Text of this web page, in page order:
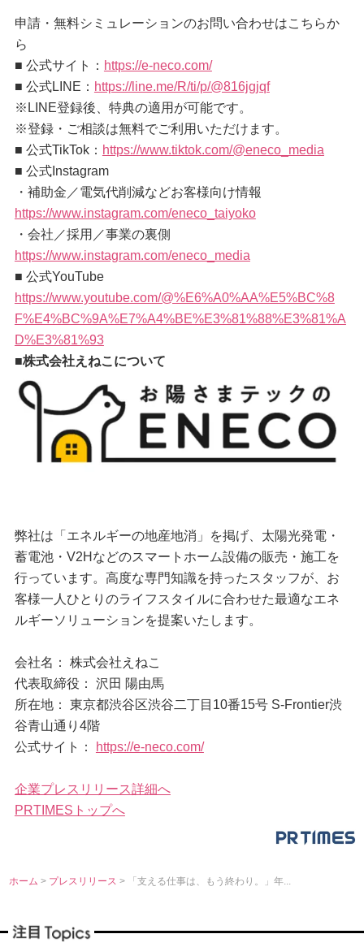
申請・無料シミュレーションのお問い合わせはこちらか
ら
■ 公式サイト： https://e-neco.com/
■ 公式LINE： https://line.me/R/ti/p/@816jgjqf
※LINE登録後、特典の適用が可能です。
※登録・ご相談は無料でご利用いただけます。
■ 公式TikTok： https://www.tiktok.com/@eneco_media
■ 公式Instagram
・補助金／電気代削減などお客様向け情報
https://www.instagram.com/eneco_taiyoko
・会社／採用／事業の裏側
https://www.instagram.com/eneco_media
■ 公式YouTube
https://www.youtube.com/@%E6%A0%AA%E5%BC%8
F%E4%BC%9A%E7%A4%BE%E3%81%88%E3%81%A
D%E3%81%93
■株式会社えねこについて
弊社は「エネルギーの地産地消」を掲げ、太陽光発電・
蓄電池・V2Hなどのスマートホーム設備の販売・施工を
行っています。高度な専門知識を持ったスタッフが、お
客様一人ひとりのライフスタイルに合わせた最適なエネ
ルギーソリューションを提案いたします。
会社名： 株式会社えねこ
代表取締役： 沢田 陽由馬
所在地： 東京都渋谷区渋谷二丁目10番15号 S-Frontier渋
谷青山通り4階
公式サイト：
https://e-neco.com/
企業プレスリリース詳細へ
PRTIMESトップへ
ホーム > プレスリリース> 「支える仕事は、もう終わり。」年...